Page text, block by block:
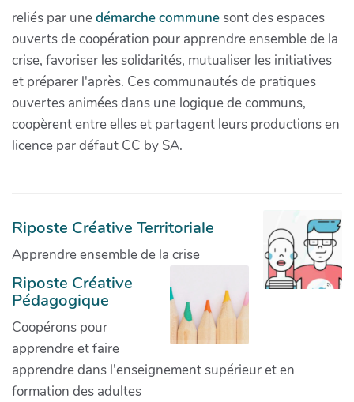
reliés par unedémarche communesont des espaces
ouverts de coopération pour apprendre ensemble de la
crise, favoriser les solidarités, mutualiser les initiatives
et préparer l'après. Ces communautés de pratiques
ouvertes animées dans une logique de communs,
coopèrent entre elles et partagent leurs productions en
licence par défaut CC by SA.
Riposte Créative Territoriale
Apprendre ensemble de la crise
Riposte Créative
Pédagogique
Coopérons pour
apprendre et faire
apprendre dans l'enseignement supérieur et en
formation des adultes